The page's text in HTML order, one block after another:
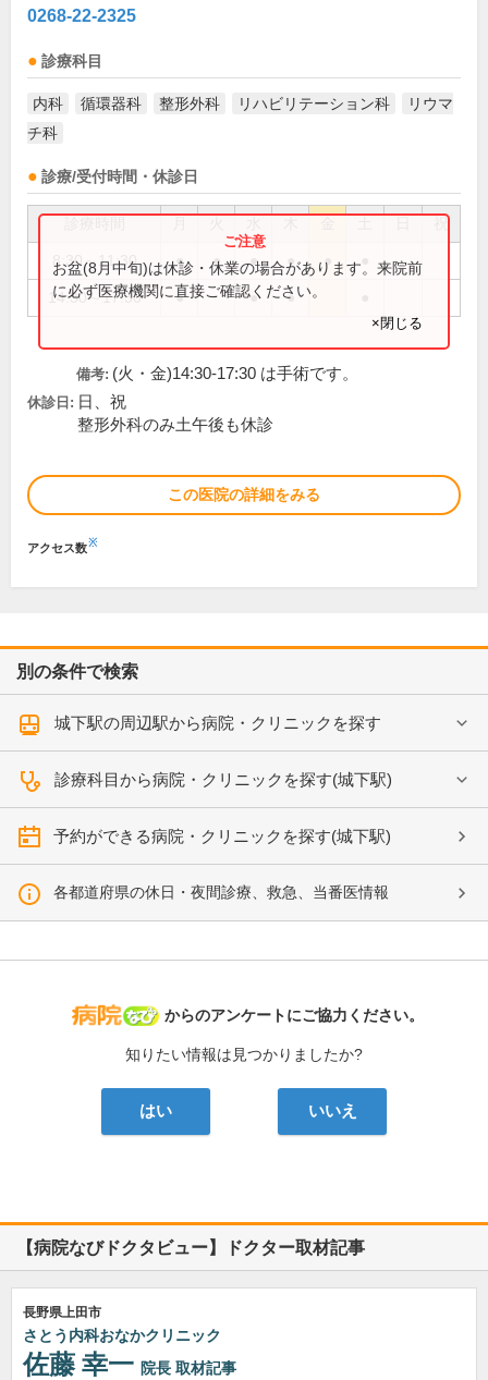
0268-22-2325
診療科目
内科 循環器科 整形外科 リハビリテーション科
リウマ
チ科
診療/受付時間・休診日
祝
8:30～11:30 ● ● ● ● ●
14:30～17:30 ● ● ●
お盆(8月中旬)は休診・休業の場合があります。来院前
に必ず医療機関に直接ご確認ください。
×閉じる
備考: (火・金)14:30-17:30 は手術です。
休診日: 日、祝
整形外科のみ土午後も休診
この医院の詳細をみる
アクセス数※
別の条件で検索
城下駅の周辺駅から病院・クリニックを探す
診療科目から病院・クリニックを探す(城下駅)
予約ができる病院・クリニックを探す(城下駅)
各都道府県の休日・夜間診療、救急、当番医情報
病院なび
からのアンケートにご協力ください。
知りたい情報は見つかりましたか?
はい いいえ
【病院なびドクタビュー】ドクター取材記事
長野県上田市
さとう内科おなかクリニック
佐藤 幸一 院長 取材記事